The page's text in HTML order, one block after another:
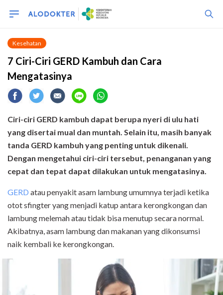
Kesehatan
7 Ciri-Ciri GERD Kambuh dan Cara
Mengatasinya
Ciri-ciri GERD kambuh dapat berupa nyeri di ulu hati
yang disertai mual dan muntah. Selain itu, masih banyak
tanda GERD kambuh yang penting untuk dikenali.
Dengan mengetahui ciri-ciri tersebut, penanganan yang
cepat dan tepat dapat dilakukan untuk mengatasinya.
GERD atau penyakit asam lambung umumnya terjadi ketika
otot sfingter yang menjadi katup antara kerongkongan dan
lambung melemah atau tidak bisa menutup secara normal.
Akibatnya, asam lambung dan makanan yang dikonsumsi
naik kembali ke kerongkongan.